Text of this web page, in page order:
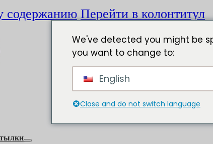
содержаниюПерейти в колонтитул
We've detected you might be
you want to change to:
English
Close and do not switch language